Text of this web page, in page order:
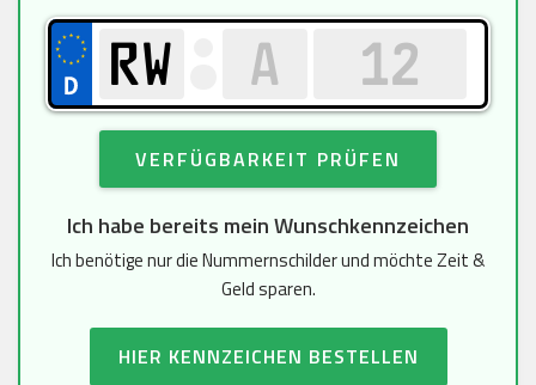
VERFÜGBARKEIT PRÜFEN
Ich habe bereits mein Wunschkennzeichen
Ich benötige nur die Nummernschilder und möchte Zeit &
Geld sparen.
HIER KENNZEICHEN BESTELLEN